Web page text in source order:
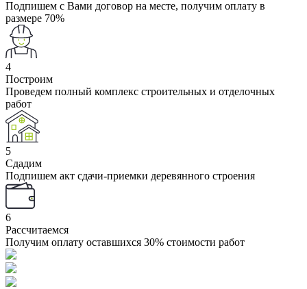
Подпишем с Вами договор на месте, получим оплату в
размере 70%
4
Построим
Проведем полный комплекс строительных и отделочных
работ
5
Сдадим
Подпишем акт сдачи-приемки деревянного строения
6
Рассчитаемся
Получим оплату оставшихся 30% стоимости работ